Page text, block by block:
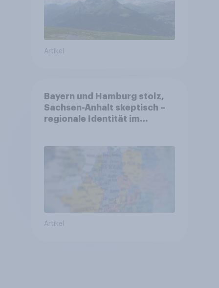
Artikel
Bayern und Hamburg stolz,
Sachsen-Anhalt skeptisch –
regionale Identität im
Artikel